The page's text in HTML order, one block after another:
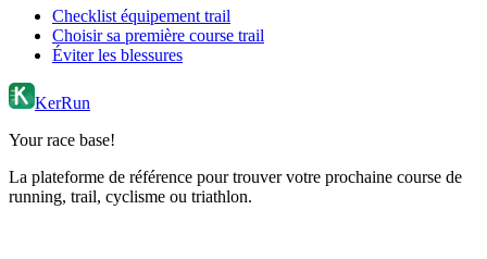
Checklist équipement trail
Choisir sa première course trail
Éviter les blessures
KerRun
Your race base!
La plateforme de référence pour trouver votre prochaine course de
running, trail, cyclisme ou triathlon.